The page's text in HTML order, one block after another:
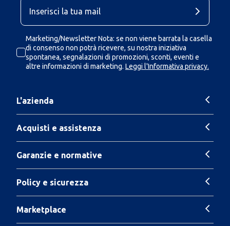
Marketing/Newsletter Nota: se non viene barrata la casella
di consenso non potrà ricevere, su nostra iniziativa
spontanea, segnalazioni di promozioni, sconti, eventi e
altre informazioni di marketing. Leggi l'Informativa privacy.
L'azienda
Acquisti e assistenza
Garanzie e normative
Policy e sicurezza
Marketplace